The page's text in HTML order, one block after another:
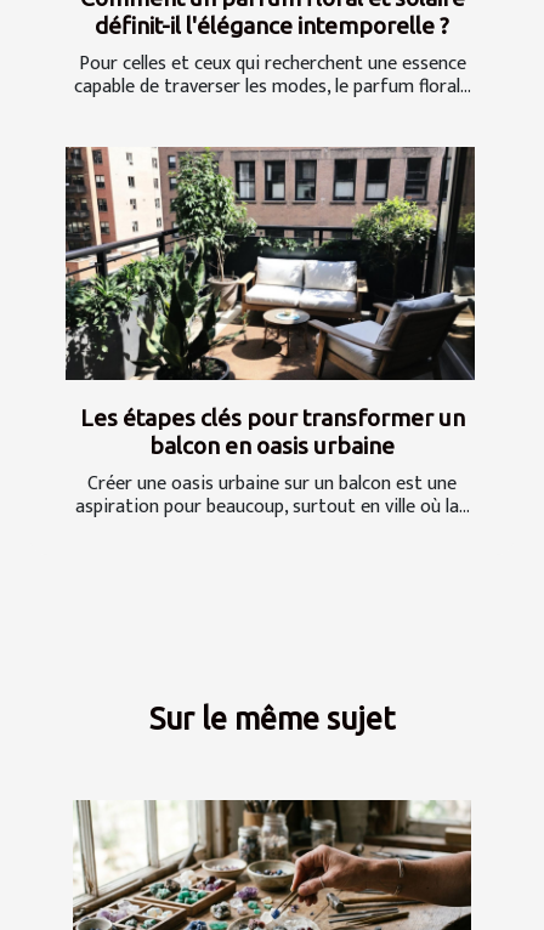
définit-il l'élégance intemporelle ?
Pour celles et ceux qui recherchent une essence
capable de traverser les modes, le parfum floral...
Les étapes clés pour transformer un
balcon en oasis urbaine
Créer une oasis urbaine sur un balcon est une
aspiration pour beaucoup, surtout en ville où la...
Sur le même sujet